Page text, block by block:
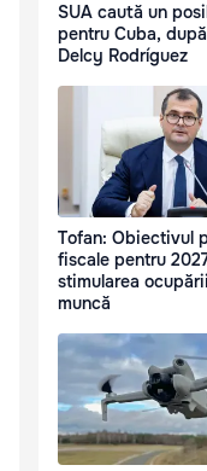
SUA caută un
pentru Cuba,
Delcy Rodríguez
Tofan: Obiectivul
fiscale pentru
stimularea
muncă